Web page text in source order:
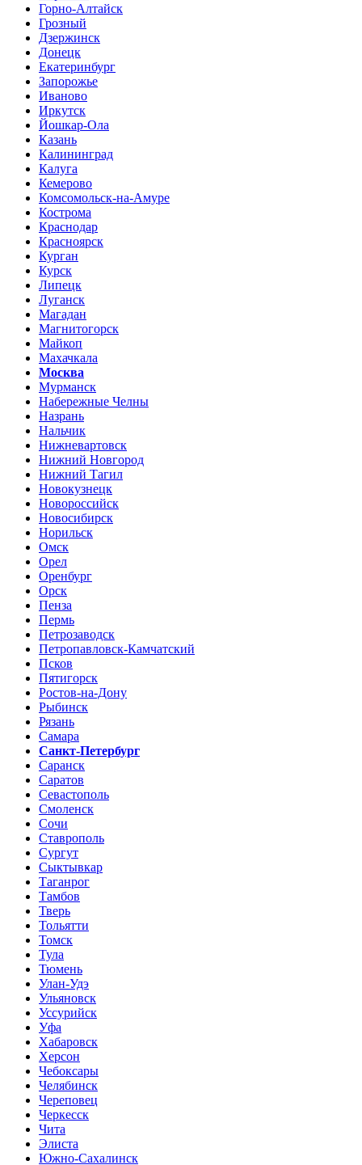
Горно-Алтайск
Грозный
Дзержинск
Донецк
Екатеринбург
Запорожье
Иваново
Иркутск
Йошкар-Ола
Казань
Калининград
Калуга
Кемерово
Комсомольск-на-Амуре
Кострома
Краснодар
Красноярск
Курган
Курск
Липецк
Луганск
Магадан
Магнитогорск
Майкоп
Махачкала
Москва
Мурманск
Набережные Челны
Назрань
Нальчик
Нижневартовск
Нижний Новгород
Нижний Тагил
Новокузнецк
Новороссийск
Новосибирск
Норильск
Омск
Орел
Оренбург
Орск
Пенза
Пермь
Петрозаводск
Петропавловск-Камчатский
Псков
Пятигорск
Ростов-на-Дону
Рыбинск
Рязань
Самара
Санкт-Петербург
Саранск
Саратов
Севастополь
Смоленск
Сочи
Ставрополь
Сургут
Сыктывкар
Таганрог
Тамбов
Тверь
Тольятти
Томск
Тула
Тюмень
Улан-Удэ
Ульяновск
Уссурийск
Уфа
Хабаровск
Херсон
Чебоксары
Челябинск
Череповец
Черкесск
Чита
Элиста
Южно-Сахалинск